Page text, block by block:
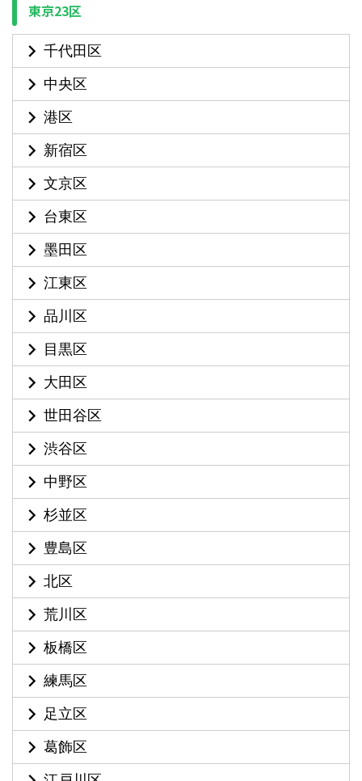
東京23区
千代田区
中央区
港区
新宿区
文京区
台東区
墨田区
江東区
品川区
目黒区
大田区
世田谷区
渋谷区
中野区
杉並区
豊島区
北区
荒川区
板橋区
練馬区
足立区
葛飾区